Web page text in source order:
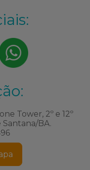
Tower, 2º e 12º
Santana/BA.